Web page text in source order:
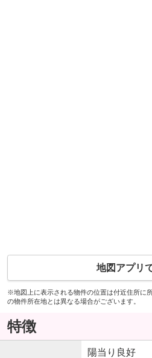
地図アプリ
※地図上に表示される物件の位置は付近住所に
の物件所在地とは異なる場合がございます。
特徴
陽当り良好